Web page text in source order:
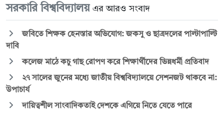
সরকারি বিশ্ববিদ্যালয় এর আরও সংবাদ
জবিতে শিক্ষক হেনস্তার অভিযোগ: জকসু ও ছাত্রদলের পাল্টাপাল্টি
দাবি
কলেজ মাঠে কচু গাছ রোপণ করে শিক্ষার্থীদের ভিন্নধর্মী প্রতিবাদ
২৭ সালের জুনের মধ্যে জাতীয় বিশ্ববিদ্যালয়ে সেশনজট থাকবে না:
উপাচার্য
দায়িত্বশীল সাংবাদিকতাই দেশকে এগিয়ে নিতে যেতে পারে